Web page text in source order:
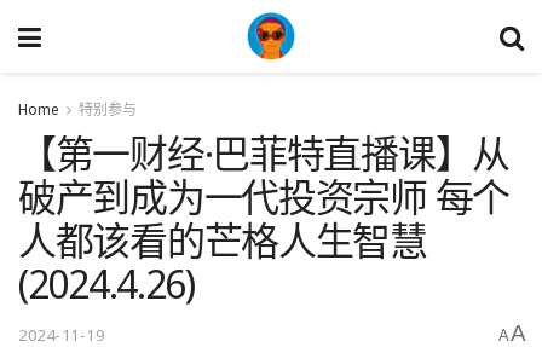
Home 特别参与
【第一财经·巴菲特直播课】从
破产到成为一代投资宗师 每个
人都该看的芒格人生智慧
(2024.4.26)
2024-11-19 AA